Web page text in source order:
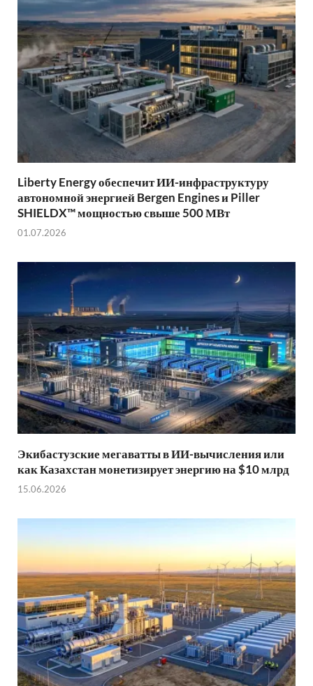
Liberty Energy обеспечит ИИ-инфраструктуру
автономной энергией Bergen Engines и Piller
SHIELDX™ мощностью свыше 500 МВт
01.07.2026
Экибастузские мегаватты в ИИ-вычисления или
как Казахстан монетизирует энергию на $10 млрд
15.06.2026